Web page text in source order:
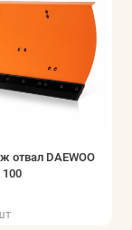
отвал DAEWOO
100